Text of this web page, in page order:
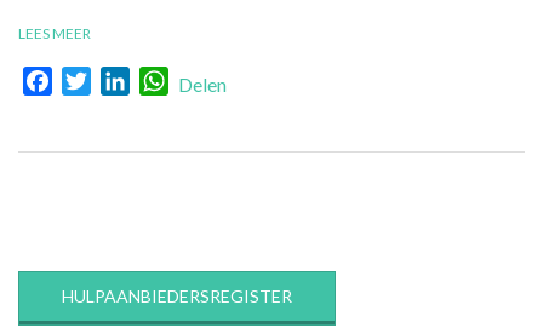
LEES MEER
FacebookTwitterLinkedInWhatsApp
Delen
HULPAANBIEDERSREGISTER